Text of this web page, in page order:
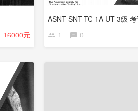
16000元
ASNT SNT-TC-1A UT 3级
1
0